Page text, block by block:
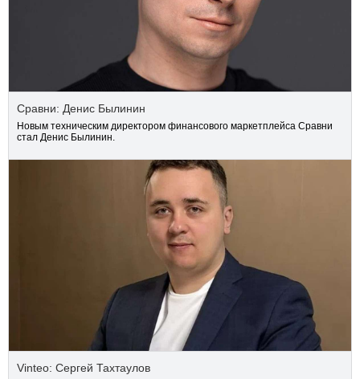
Сравни: Денис Былинин
Новым техническим директором финансового маркетплейса Сравни
стал Денис Былинин.
Vinteo: Сергей Тахтаулов